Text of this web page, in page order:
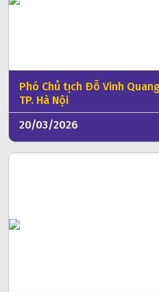
Phó Chủ tịch Đỗ Vinh
TP. Hà Nội
20/03/2026